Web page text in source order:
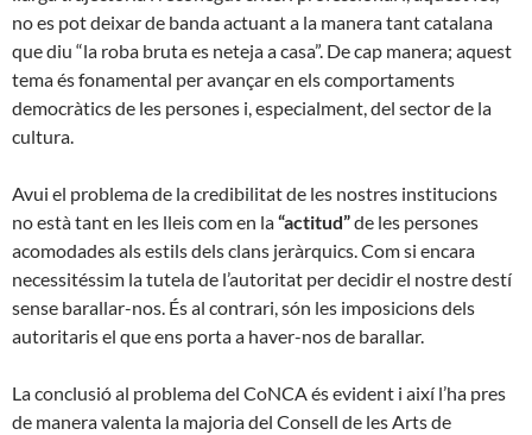
no es pot deixar de banda actuant a la manera tant catalana
que diu “la roba bruta es neteja a casa”. De cap manera; aquest
tema és fonamental per avançar en els comportaments
democràtics de les persones i, especialment, del sector de la
cultura.
Avui el problema de la credibilitat de les nostres institucions
no està tant en les lleis com en la“actitud”de les persones
acomodades als estils dels clans jeràrquics. Com si encara
necessitéssim la tutela de l’autoritat per decidir el nostre destí
sense barallar-nos. És al contrari, són les imposicions dels
autoritaris el que ens porta a haver-nos de barallar.
La conclusió al problema del CoNCA és evident i així l’ha pres
de manera valenta la majoria del Consell de les Arts de